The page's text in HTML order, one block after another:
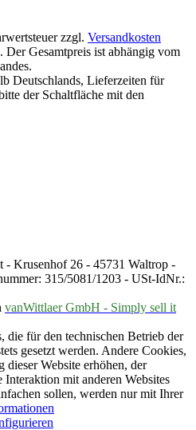
zzgl. Versandkosten
Der Gesamtpreis ist abhängig vom
Deutschlands, Lieferzeiten für
der Schaltfläche mit den
- Krusenhof 26 - 45731 Waltrop -
315/5081/1203 - USt-IdNr.:
vanWittlaer GmbH - Simply sell it
die für den technischen Betrieb der
gesetzt werden. Andere Cookies,
Website erhöhen, der
mit anderen Websites
sollen, werden nur mit Ihrer